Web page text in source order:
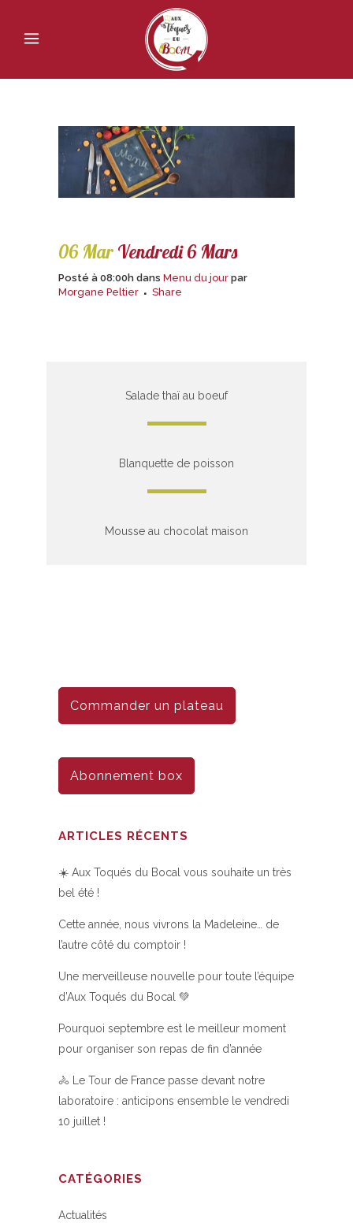
06 Mar Vendredi 6 Mars
Posté à 08:00h dans Menu du jour par
Morgane Peltier
Share
Salade thaï au boeuf
Blanquette de poisson
Mousse au chocolat maison
Commander un plateau
Abonnement box
ARTICLES RÉCENTS
☀️ Aux Toqués du Bocal vous souhaite un très
bel été !
Cette année, nous vivrons la Madeleine… de
l’autre côté du comptoir !
Une merveilleuse nouvelle pour toute l’équipe
d’Aux Toqués du Bocal 💚
Pourquoi septembre est le meilleur moment
pour organiser son repas de fin d’année
🚴 Le Tour de France passe devant notre
laboratoire : anticipons ensemble le vendredi
10 juillet !
CATÉGORIES
Actualités